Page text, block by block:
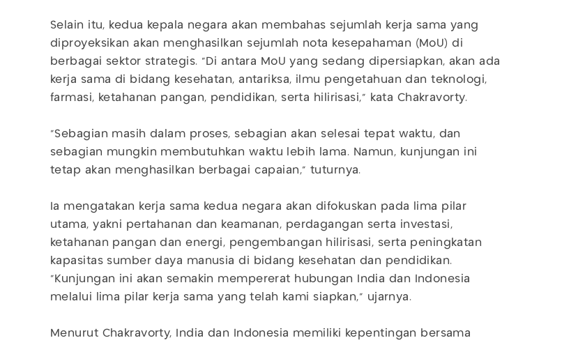
Selain itu, kedua kepala negara akan membahas sejumlah kerja sama yang
diproyeksikan akan menghasilkan sejumlah nota kesepahaman (MoU) di
berbagai sektor strategis. “Di antara MoU yang sedang dipersiapkan, akan ada
kerja sama di bidang kesehatan, antariksa, ilmu pengetahuan dan teknologi,
farmasi, ketahanan pangan, pendidikan, serta hilirisasi,” kata Chakravorty.
“Sebagian masih dalam proses, sebagian akan selesai tepat waktu, dan
sebagian mungkin membutuhkan waktu lebih lama. Namun, kunjungan ini
tetap akan menghasilkan berbagai capaian,” tuturnya.
Ia mengatakan kerja sama kedua negara akan difokuskan pada lima pilar
utama, yakni pertahanan dan keamanan, perdagangan serta investasi,
ketahanan pangan dan energi, pengembangan hilirisasi, serta peningkatan
kapasitas sumber daya manusia di bidang kesehatan dan pendidikan.
“Kunjungan ini akan semakin mempererat hubungan India dan Indonesia
melalui lima pilar kerja sama yang telah kami siapkan,” ujarnya.
Menurut Chakravorty, India dan Indonesia memiliki kepentingan bersama